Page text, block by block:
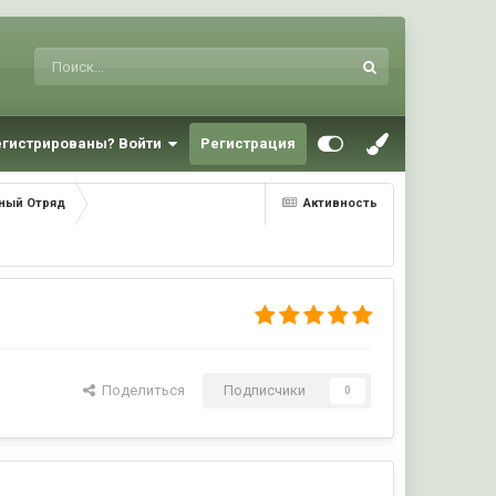
Войти Регистрация
Активность
Отряд
Поделиться Подписчики 0